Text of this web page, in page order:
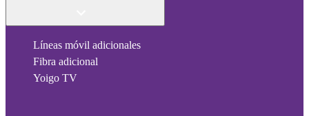
Líneas móvil adicionales
Fibra adicional
Yoigo TV